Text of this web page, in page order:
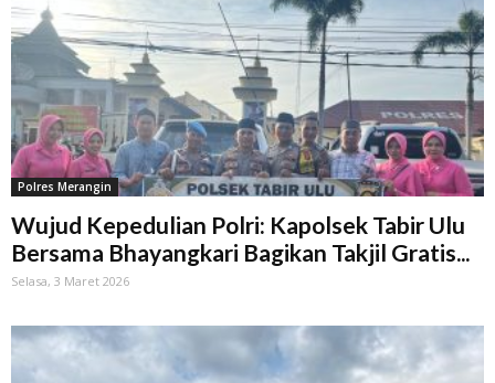
Polres Merangin
Wujud Kepedulian Polri: Kapolsek Tabir Ulu
Bersama Bhayangkari Bagikan Takjil Gratis...
Selasa, 3 Maret 2026